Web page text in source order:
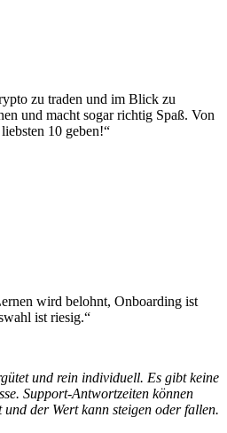
zu traden und im Blick zu
und macht sogar richtig Spaß. Von
10 geben!“
wird belohnt, Onboarding ist
ist riesig.“
und rein individuell. Es gibt keine
Support-Antwortzeiten können
der Wert kann steigen oder fallen.